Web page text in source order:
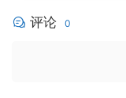
评论 0